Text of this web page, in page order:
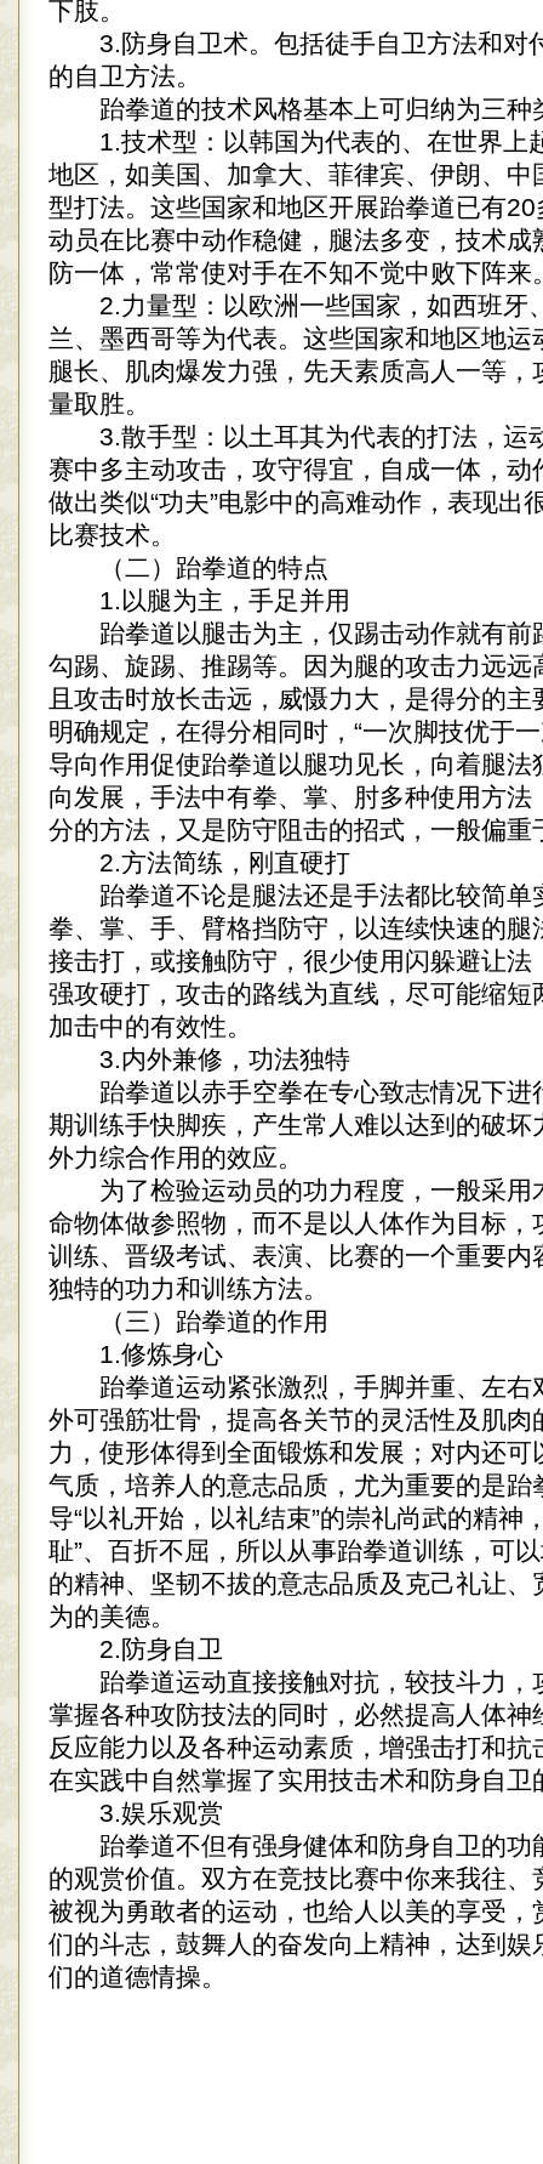
下肢。
3.防身自卫术。包括徒手自卫方法和对
的自卫方法。
跆拳道的技术风格基本上可归纳为三种
1.技术型：以韩国为代表的、在世界上
地区，如美国、加拿大、菲律宾、伊朗、中
型打法。这些国家和地区开展跆拳道已有
动员在比赛中动作稳健，腿法多变，技术成
防一体，常常使对手在不知不觉中败下阵来
2.力量型：以欧洲一些国家，如西班牙
兰、墨西哥等为代表。这些国家和地区地运
腿长、肌肉爆发力强，先天素质高人一等，
量取胜。
3.散手型：以土耳其为代表的打法，运
赛中多主动攻击，攻守得宜，自成一体，动
做出类似“功夫”电影中的高难动作，表现出
比赛技术。
（二）跆拳道的特点
1.以腿为主，手足并用
跆拳道以腿击为主，仅踢击动作就有前
勾踢、旋踢、推踢等。因为腿的攻击力远远
且攻击时放长击远，威慑力大，是得分的主
明确规定，在得分相同时，“一次脚技优于
导向作用促使跆拳道以腿功见长，向着腿法
向发展，手法中有拳、掌、肘多种使用方法
分的方法，又是防守阻击的招式，一般偏重
2.方法简练，刚直硬打
跆拳道不论是腿法还是手法都比较简单
拳、掌、手、臂格挡防守，以连续快速的腿
接击打，或接触防守，很少使用闪躲避让法
强攻硬打，攻击的路线为直线，尽可能缩短
加击中的有效性。
3.内外兼修，功法独特
跆拳道以赤手空拳在专心致志情况下进
期训练手快脚疾，产生常人难以达到的破坏
外力综合作用的效应。
为了检验运动员的功力程度，一般采用
命物体做参照物，而不是以人体作为目标，
训练、晋级考试、表演、比赛的一个重要内
独特的功力和训练方法。
（三）跆拳道的作用
1.修炼身心
跆拳道运动紧张激烈，手脚并重、左右
外可强筋壮骨，提高各关节的灵活性及肌肉
力，使形体得到全面锻炼和发展；对内还可
气质，培养人的意志品质，尤为重要的是跆
导“以礼开始，以礼结束”的崇礼尚武的精神
耻”、百折不屈，所以从事跆拳道训练，可
的精神、坚韧不拔的意志品质及克己礼让、
为的美德。
2.防身自卫
跆拳道运动直接接触对抗，较技斗力，
掌握各种攻防技法的同时，必然提高人体神
反应能力以及各种运动素质，增强击打和抗
在实践中自然掌握了实用技击术和防身自卫
3.娱乐观赏
跆拳道不但有强身健体和防身自卫的功
的观赏价值。双方在竞技比赛中你来我往、
被视为勇敢者的运动，也给人以美的享受，
们的斗志，鼓舞人的奋发向上精神，达到娱
们的道德情操。